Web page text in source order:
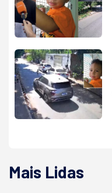
Mais Lidas